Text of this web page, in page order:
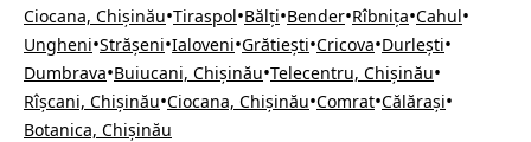
Ciocana, Chișinău•Tiraspol•Bălți•Bender•Rîbnița•Cahul•
Ungheni•Strășeni•Ialoveni•Grătiești•Cricova•Durlești•
Dumbrava•Buiucani, Chișinău•Telecentru, Chișinău•
Rîșcani, Chișinău•Ciocana, Chișinău•Comrat•Călărași•
Botanica, Chișinău